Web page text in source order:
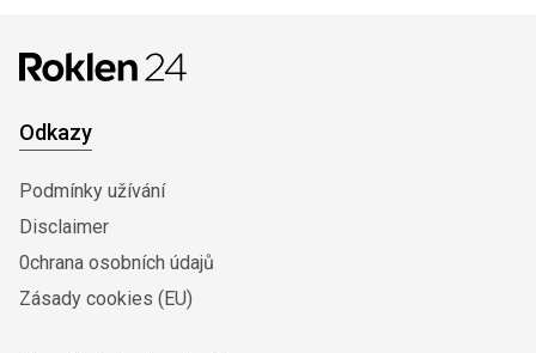
Odkazy
Podmínky užívání
Disclaimer
0chrana osobních údajů
Zásady cookies (EU)